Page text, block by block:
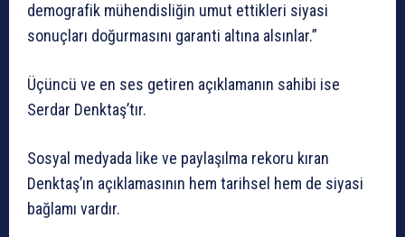
demografik mühendisliğin umut ettikleri siyasi
sonuçları doğurmasını garanti altına alsınlar.”
Üçüncü ve en ses getiren açıklamanın sahibi ise
Serdar Denktaş’tır.
Sosyal medyada like ve paylaşılma rekoru kıran
Denktaş’ın açıklamasının hem tarihsel hem de siyasi
bağlamı vardır.